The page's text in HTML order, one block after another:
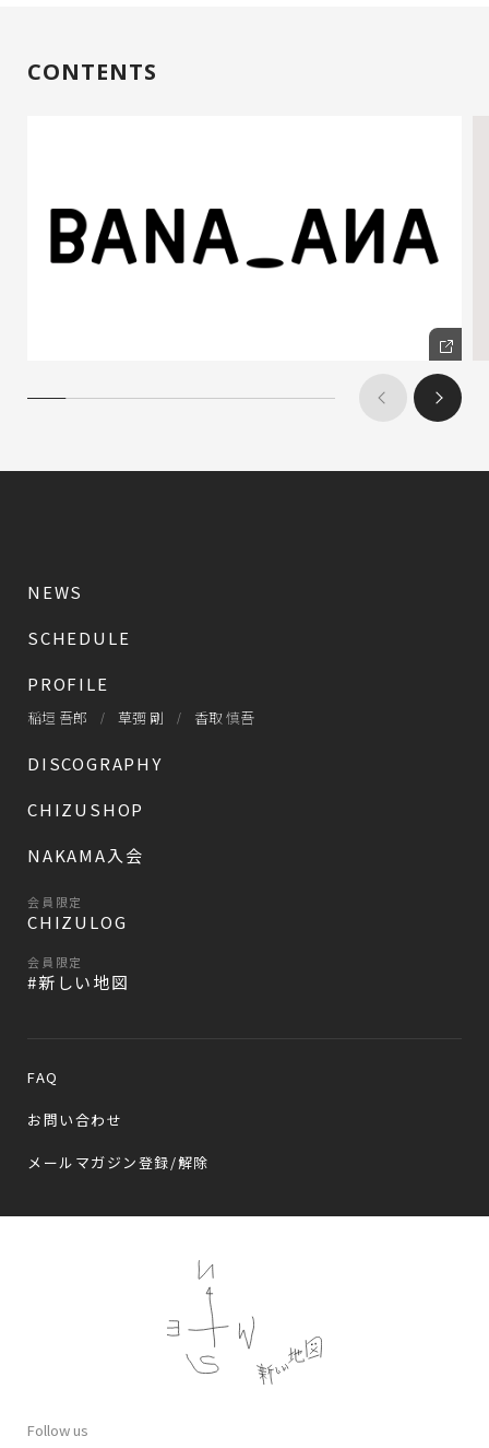
CONTENTS
NEWS
SCHEDULE
PROFILE
稲垣 吾郎 草彅 剛 香取 慎吾
DISCOGRAPHY
CHIZUSHOP
NAKAMA入会
会員限定
CHIZULOG
会員限定
#新しい地図
FAQ
お問い合わせ
メールマガジン登録/解除
Follow us